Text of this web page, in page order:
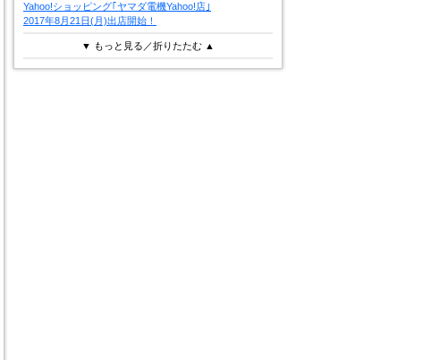
Yahoo!ショッピング｢ヤマダ電機Yahoo!店｣
2017年8月21日(月)出店開始！
▼ もっと見る／折りたたむ ▲